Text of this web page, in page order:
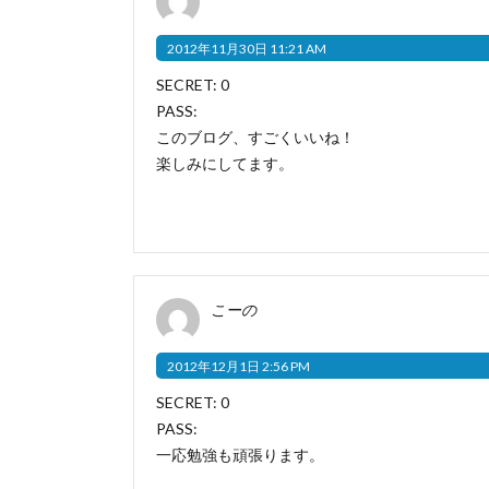
2012年11月30日 11:21 AM
SECRET: 0
PASS:
このブログ、すごくいいね！
楽しみにしてます。
こーの
2012年12月1日 2:56 PM
SECRET: 0
PASS:
一応勉強も頑張ります。